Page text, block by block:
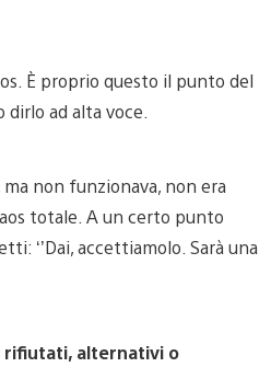
È proprio questo il punto del
ad alta voce.
non funzionava, non era
totale. A un certo punto
‘’Dai, accettiamolo. Sarà una
rifiutati, alternativi o